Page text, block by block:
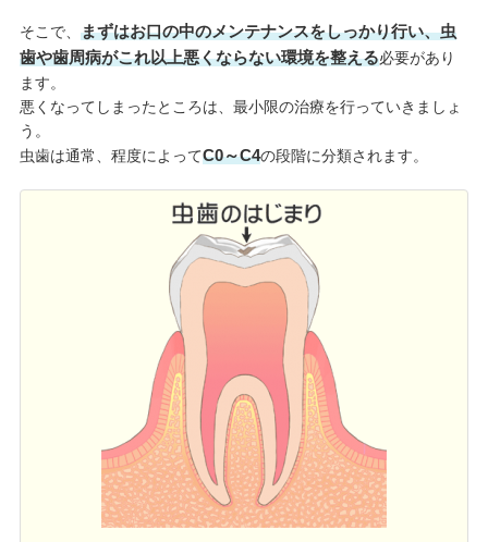
そこで、 まずはお口の中のメンテナンスをしっかり行い、虫
歯や歯周病がこれ以上悪くならない環境を整える必要があり
ます。
悪くなってしまったところは、最小限の治療を行っていきましょ
う。
虫歯は通常、程度によってC0～C4の段階に分類されます。